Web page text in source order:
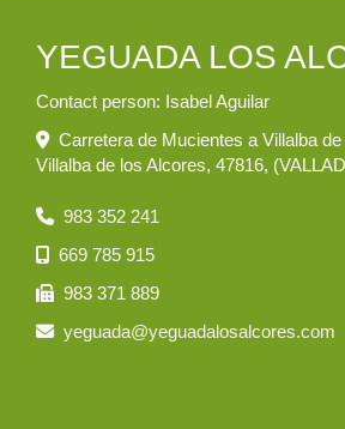
YEGUADA LOS
Contact person: Isabel Aguilar
Carretera de Mucientes a Villalba
Villalba de los Alcores, 47816,
983 352 241
669 785 915
983 371 889
yeguada
yeguadalosalcores.com